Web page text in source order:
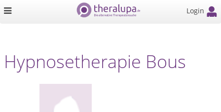
Login
Hypnosetherapie Bous